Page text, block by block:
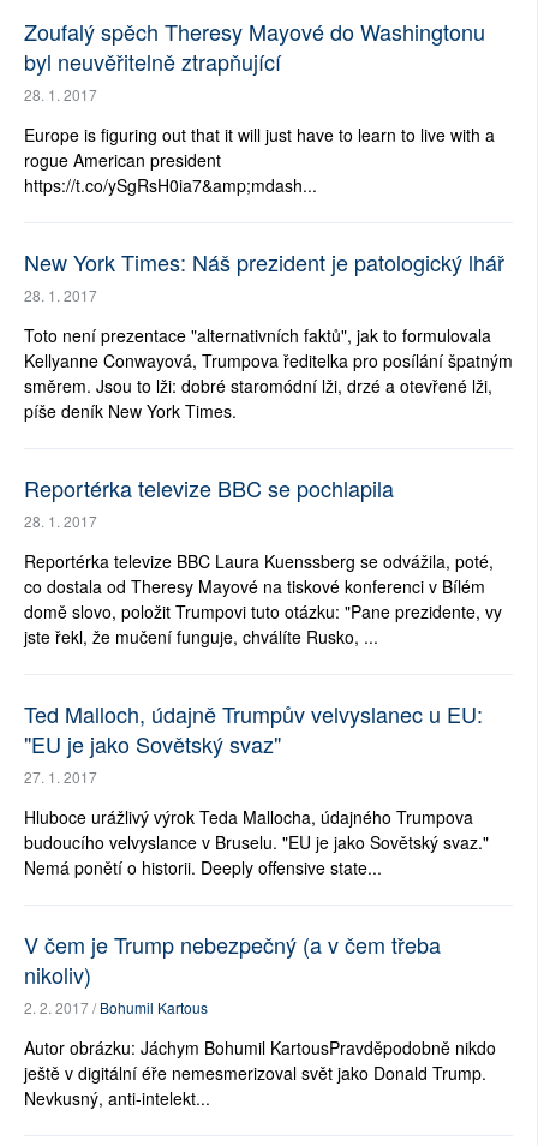
Zoufalý spěch Theresy Mayové do Washingtonu
byl neuvěřitelně ztrapňující
28. 1. 2017
Europe is figuring out that it will just have to learn to live with a
rogue American president
https://t.co/ySgRsH0ia7&amp;mdash...
New York Times: Náš prezident je patologický lhář
28. 1. 2017
Toto není prezentace "alternativních faktů", jak to formulovala
Kellyanne Conwayová, Trumpova ředitelka pro posílání špatným
směrem. Jsou to lži: dobré staromódní lži, drzé a otevřené lži,
píše deník New York Times.
Reportérka televize BBC se pochlapila
28. 1. 2017
Reportérka televize BBC Laura Kuenssberg se odvážila, poté,
co dostala od Theresy Mayové na tiskové konferenci v Bílém
domě slovo, položit Trumpovi tuto otázku: "Pane prezidente, vy
jste řekl, že mučení funguje, chválíte Rusko, ...
Ted Malloch, údajně Trumpův velvyslanec u EU:
"EU je jako Sovětský svaz"
27. 1. 2017
Hluboce urážlivý výrok Teda Mallocha, údajného Trumpova
budoucího velvyslance v Bruselu. "EU je jako Sovětský svaz."
Nemá ponětí o historii. Deeply offensive state...
V čem je Trump nebezpečný (a v čem třeba
nikoliv)
2. 2. 2017 /Bohumil Kartous
Autor obrázku: Jáchym Bohumil KartousPravděpodobně nikdo
ještě v digitální éře nemesmerizoval svět jako Donald Trump.
Nevkusný, anti-intelekt...